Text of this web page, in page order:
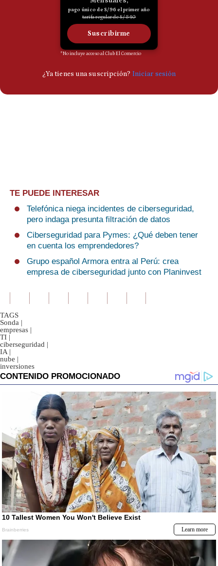
TE PUEDE INTERESAR
Telefónica niega incidentes de ciberseguridad,
pero indaga presunta filtración de datos
Ciberseguridad para Pymes: ¿Qué deben tener
en cuenta los emprendedores?
Grupo español Armora entra al Perú: crea
empresa de ciberseguridad junto con Planinvest
TAGS
Sonda |
empresas |
TI |
ciberseguridad |
IA |
nube |
inversiones